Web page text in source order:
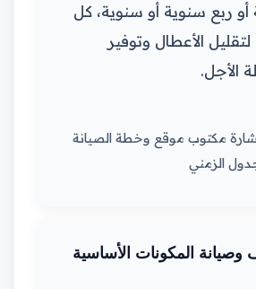
أو ربع سنوية أو سنوية، كل
الأعطال وتوفير
الأجل.
مكتوب موقع وخطة الصيانة
الزمني
وصيانة المكونات الأساسية